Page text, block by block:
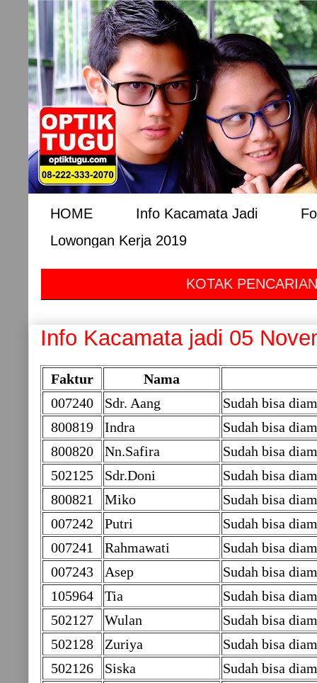
HOME Info Kacamata Jadi
Lowongan Kerja 2019
KOTAK
Info Kacamata jadi 05
Faktur
Nama
007240
Sdr. Aang
Sudah bisa
800819
Indra
Sudah bisa
800820
Nn.Safira
Sudah bisa
502125
Sdr.Doni
Sudah bisa
800821
Miko
Sudah bisa
007242
Putri
Sudah bisa
007241
Rahmawati
Sudah bisa
007243
Asep
Sudah bisa
105964
Tia
Sudah bisa
502127
Wulan
Sudah bisa
502128
Zuriya
Sudah bisa
502126
Siska
Sudah bisa